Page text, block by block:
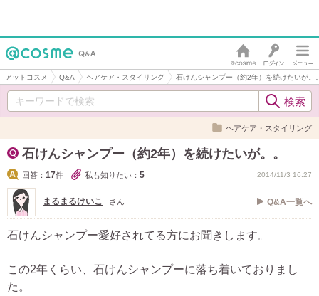
アットコスメ Q&A ヘアケア・スタイリング 石けんシャンプー（約2年）を続けたいが。
ヘアケア・スタイリング
石けんシャンプー（約2年）を続けたいが。。
回答： 17件 私も知りたい： 5 2014/11/3 16:27
まるまるけいこ さん Q&A一覧へ
石けんシャンプー愛好されてる方にお聞きします。
この2年くらい、石けんシャンプーに落ち着いておりまし
た。